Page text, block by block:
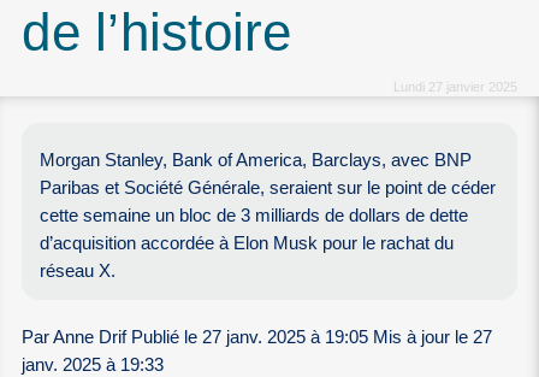
de l’histoire
Lundi 27 janvier 2025
Morgan Stanley, Bank of America, Barclays, avec BNP
Paribas et Société Générale, seraient sur le point de céder
cette semaine un bloc de 3 milliards de dollars de dette
d’acquisition accordée à Elon Musk pour le rachat du
réseau X.
Par Anne Drif Publié le 27 janv. 2025 à 19:05 Mis à jour le 27
janv. 2025 à 19:33